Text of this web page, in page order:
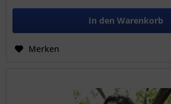
In den Warenkorb
Merken